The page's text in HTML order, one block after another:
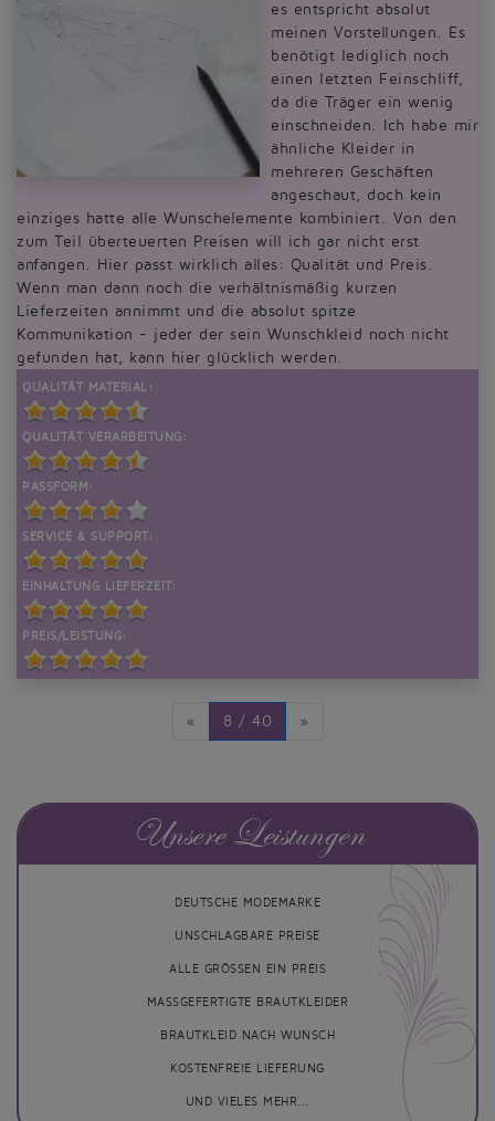
es entspricht absolut
meinen Vorstellungen. Es
benötigt lediglich noch
einen letzten Feinschliff,
da die Träger ein wenig
einschneiden. Ich habe mir
ähnliche Kleider in
mehreren Geschäften
angeschaut, doch kein
einziges hatte alle Wunschelemente kombiniert. Von den
zum Teil überteuerten Preisen will ich gar nicht erst
anfangen. Hier passt wirklich alles: Qualität und Preis.
Wenn man dann noch die verhältnismäßig kurzen
Lieferzeiten annimmt und die absolut spitze
Kommunikation - jeder der sein Wunschkleid noch nicht
gefunden hat, kann hier glücklich werden.
QUALITÄT MATERIAL:
QUALITÄT VERARBEITUNG:
PASSFORM:
SERVICE & SUPPORT:
EINHALTUNG LIEFERZEIT:
PREIS/LEISTUNG:
« 8 / 40 »
Unsere Leistungen
DEUTSCHE MODEMARKE
UNSCHLAGBARE PREISE
ALLE GRÖSSEN EIN PREIS
MASSGEFERTIGTE BRAUTKLEIDER
BRAUTKLEID NACH WUNSCH
KOSTENFREIE LIEFERUNG
UND VIELES MEHR...